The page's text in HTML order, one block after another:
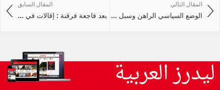
المقال السابق
بعد فاجعة فرقنة : إقالات في ...
المقال التالي
الوضع السياسي الراهن وسبل ...
ليدرز العربية